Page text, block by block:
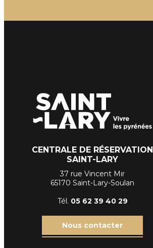
CENTRALE DE RÉSERVATION
SAINT-LARY
37 rue Vincent Mir
65170 Saint-Lary-Soulan
Tél. 05 62 39 40 29
Nous contacter